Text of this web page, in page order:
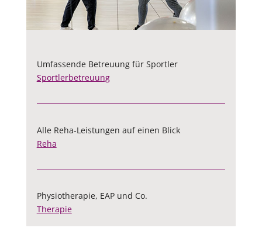
Umfassende Betreuung für Sportler
Sportlerbetreuung
Alle Reha-Leistungen auf einen Blick
Reha
Physiotherapie, EAP und Co.
Therapie